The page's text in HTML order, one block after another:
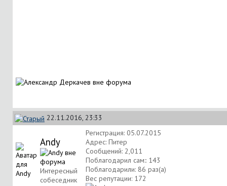
22.11.2016, 23:33
Andy
Интересный
собеседник
Регистрация: 05.07.2015
Адрес: Питер
Сообщений: 2,011
Поблагодарил сам:: 143
Поблагодарили: 86 раз(а)
Вес репутации: 172